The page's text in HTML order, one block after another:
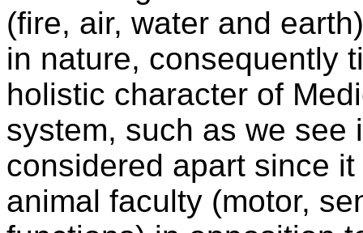
(fire, air, water and
in nature, consequently
holistic character of
system, such as we see
considered apart since
animal faculty (motor,